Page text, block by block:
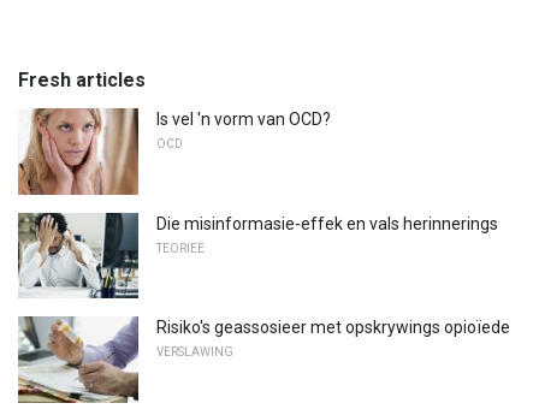
Fresh articles
Is vel 'n vorm van OCD?
OCD
Die misinformasie-effek en vals herinnerings
TEORIEË
Risiko's geassosieer met opskrywings opioïede
VERSLAWING